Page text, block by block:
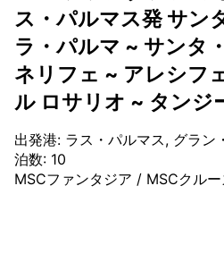
ス・パルマス発 サン
ラ・パルマ ~ サンタ
ネリフェ ~ アレシフ
ル ロサリオ ~ タンジ
出発港: ラス・パルマス, グラン
泊数: 10
MSCファンタジア / MSCクル